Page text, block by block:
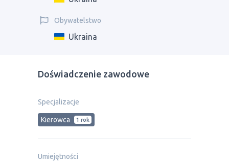
Obywatelstwo
Ukraina
Doświadczenie zawodowe
Specjalizacje
Kierowca 1 rok
Umiejętności